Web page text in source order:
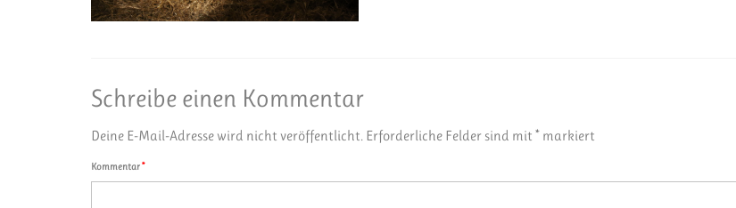
Schreibe einen Kommentar
Deine E-Mail-Adresse wird nicht veröffentlicht. Erforderliche Felder sind mit * markiert
Kommentar*